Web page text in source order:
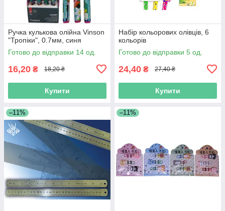
Ручка кулькова олійна Vinson
"Тропіки", 0.7мм, синя
Готово до відправки 14 од.
16,20 ₴ 18,20 ₴
Купити
Набір кольорових олівців, 6
кольорів
Готово до відправки 5 од.
24,40 ₴ 27,40 ₴
Купити
–11% –11%